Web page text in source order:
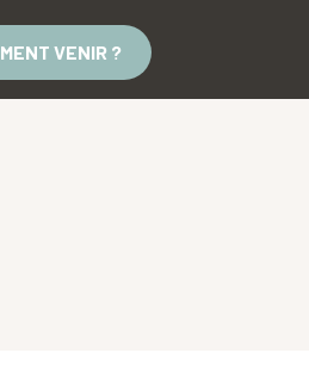
VENIR ?